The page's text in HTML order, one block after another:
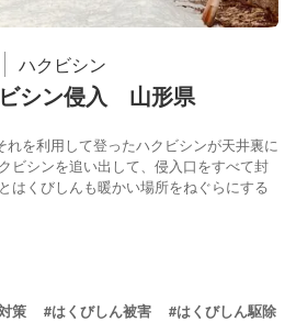
ハクビシン
シン侵入 山形県
れを利用して登ったハクビシンが天井裏に
ビシンを追い出して、侵入口をすべて封
はくびしんも暖かい場所をねぐらにする
策 #はくびしん被害 #はくびしん駆除